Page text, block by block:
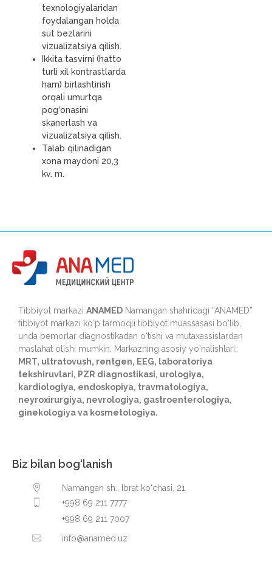
texnologiyalaridan
foydalangan holda
sut bezlarini
vizualizatsiya qilish.
Ikkita tasvirni (hatto
turli xil kontrastlarda
ham) birlashtirish
orqali umurtqa
pog‘onasini
skanerlash va
vizualizatsiya qilish.
Talab qilinadigan
xona maydoni 20,3
kv. m.
Tibbiyot markazi ANAMED Namangan shahridagi “ANAMED”
tibbiyot markazi ko‘p tarmoqli tibbiyot muassasasi bo‘lib,
unda bemorlar diagnostikadan o‘tishi va mutaxassislardan
maslahat olishi mumkin. Markazning asosiy yo‘nalishlari:
MRT, ultratovush, rentgen, EEG, laboratoriya
tekshiruvlari, PZR diagnostikasi, urologiya,
kardiologiya, endoskopiya, travmatologiya,
neyroxirurgiya, nevrologiya, gastroenterologiya,
ginekologiya va kosmetologiya.
Biz bilan bog‘lanish
Namangan sh., Ibrat ko‘chasi, 21
+998 69 211 7777
+998 69 211 7007
info@anamed.uz